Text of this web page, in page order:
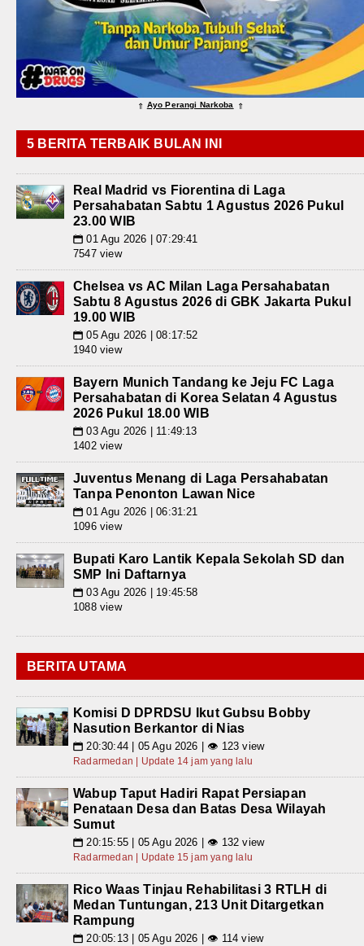
⇑ Ayo Perangi Narkoba ⇑
5 BERITA TERBAIK BULAN INI
Real Madrid vs Fiorentina di Laga
Persahabatan Sabtu 1 Agustus 2026 Pukul
23.00 WIB
📅 01 Agu 2026 | 07:29:41
7547 view
Chelsea vs AC Milan Laga Persahabatan
Sabtu 8 Agustus 2026 di GBK Jakarta Pukul
19.00 WIB
📅 05 Agu 2026 | 08:17:52
1940 view
Bayern Munich Tandang ke Jeju FC Laga
Persahabatan di Korea Selatan 4 Agustus
2026 Pukul 18.00 WIB
📅 03 Agu 2026 | 11:49:13
1402 view
Juventus Menang di Laga Persahabatan
Tanpa Penonton Lawan Nice
📅 01 Agu 2026 | 06:31:21
1096 view
Bupati Karo Lantik Kepala Sekolah SD dan
SMP Ini Daftarnya
📅 03 Agu 2026 | 19:45:58
1088 view
BERITA UTAMA
Komisi D DPRDSU Ikut Gubsu Bobby
Nasution Berkantor di Nias
📅 20:30:44 | 05 Agu 2026 | 👁 123 view
Radarmedan | Update 14 jam yang lalu
Wabup Taput Hadiri Rapat Persiapan
Penataan Desa dan Batas Desa Wilayah
Sumut
📅 20:15:55 | 05 Agu 2026 | 👁 132 view
Radarmedan | Update 15 jam yang lalu
Rico Waas Tinjau Rehabilitasi 3 RTLH di
Medan Tuntungan, 213 Unit Ditargetkan
Rampung
📅 20:05:13 | 05 Agu 2026 | 👁 114 view